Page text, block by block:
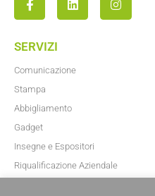
SERVIZI
Comunicazione
Stampa
Abbigliamento
Gadget
Insegne e Espositori
Riqualificazione Aziendale